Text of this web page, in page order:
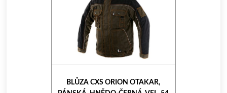
BLŮZA CXS ORION OTAKAR,